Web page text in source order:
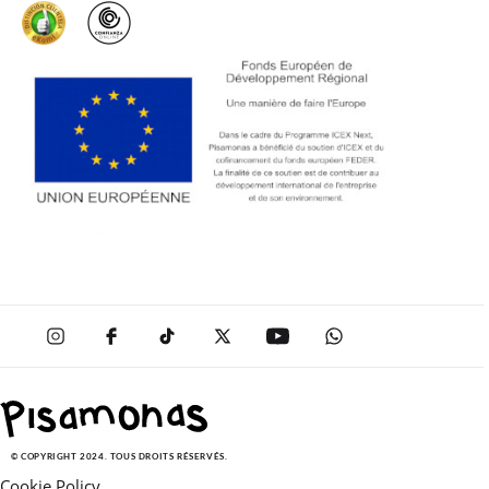
© COPYRIGHT 2024. TOUS DROITS RÉSERVÉS.